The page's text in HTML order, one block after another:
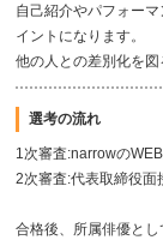
自己紹介やパフォー
イントになります。
他の人との差別化を図
選考の流れ
1次審査:narrowの
2次審査:代表取締役面
合格後、所属俳優とし